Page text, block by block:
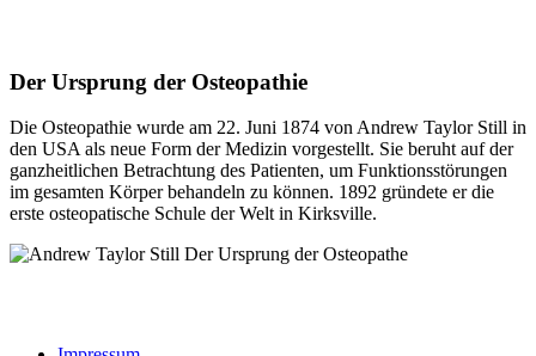
Der Ursprung der Osteopathie
Die Osteopathie wurde am 22. Juni 1874 von Andrew Taylor Still in
den USA als neue Form der Medizin vorgestellt. Sie beruht auf der
ganzheitlichen Betrachtung des Patienten, um Funktionsstörungen
im gesamten Körper behandeln zu können. 1892 gründete er die
erste osteopatische Schule der Welt in Kirksville.